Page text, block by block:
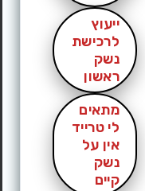
ייעוץ
לרכישת
נשק
ראשון
מתאים
לי טרייד
אין על
נשק
קיים